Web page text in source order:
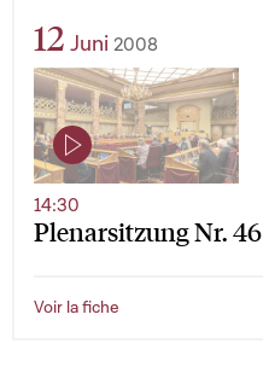
12 Juni 2008
Plenarsitzung Nr. 46
14:30
Voir la fiche